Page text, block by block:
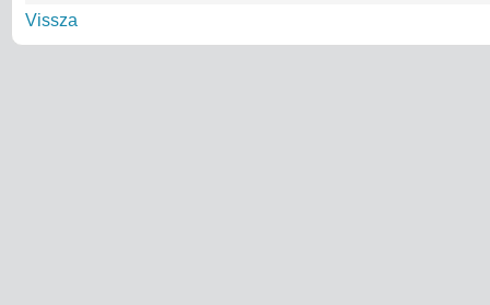
Vissza